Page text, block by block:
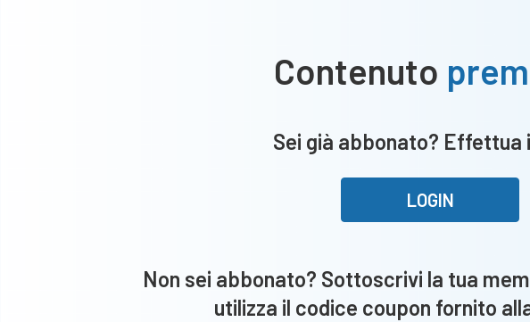
Contenuto
Sei già abbonato? Effettua
LOGIN
Non sei abbonato? Sottoscrivi la tua
utilizza il codice coupon fornito